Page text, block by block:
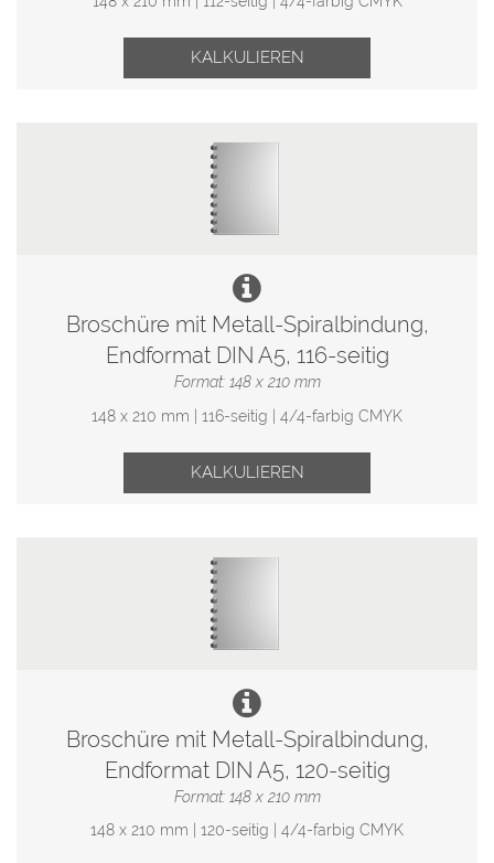
KALKULIEREN
Broschüre mit Metall-Spiralbindung,
Endformat DIN A5, 116-seitig
Format: 148 x 210 mm
148 x 210 mm | 116-seitig | 4/4-farbig CMYK
KALKULIEREN
Broschüre mit Metall-Spiralbindung,
Endformat DIN A5, 120-seitig
Format: 148 x 210 mm
148 x 210 mm | 120-seitig | 4/4-farbig CMYK